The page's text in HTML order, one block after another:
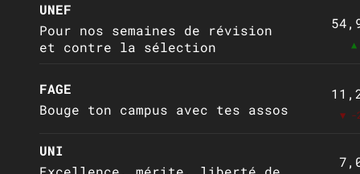
UNEF
Pour nos semaines de révision
et contre la sélection
FAGE
Bouge ton campus avec tes assos
▼ -
UNI